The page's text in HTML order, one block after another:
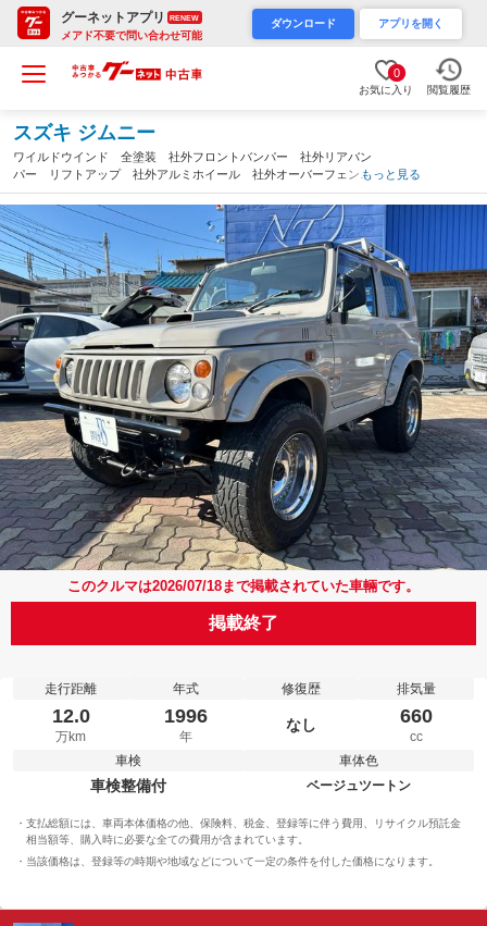
グーネットアプリ RENEW
メアド不要で問い合わせ可能
ダウンロード アプリを開く
0
お気に入り 閲覧履歴
スズキ ジムニー
ワイルドウインド 全塗装 社外フロントバンパー 社外リアバン
パー リフトアップ 社外アルミホイール 社外オーバーフェンダ
ー エアコン パワステ（大阪府）
もっと見る
このクルマは2026/07/18まで掲載されていた車輛です。
掲載終了
走行距離
12.0
万km
年式
1996
年
修復歴
なし
排気量
660
cc
車検
車検整備付
車体色
ベージュツートン
支払総額には、車両本体価格の他、保険料、税金、登録等に伴う費用、リサイクル預託金
相当額等、購入時に必要な全ての費用が含まれています。
当該価格は、登録等の時期や地域などについて一定の条件を付した価格になります。